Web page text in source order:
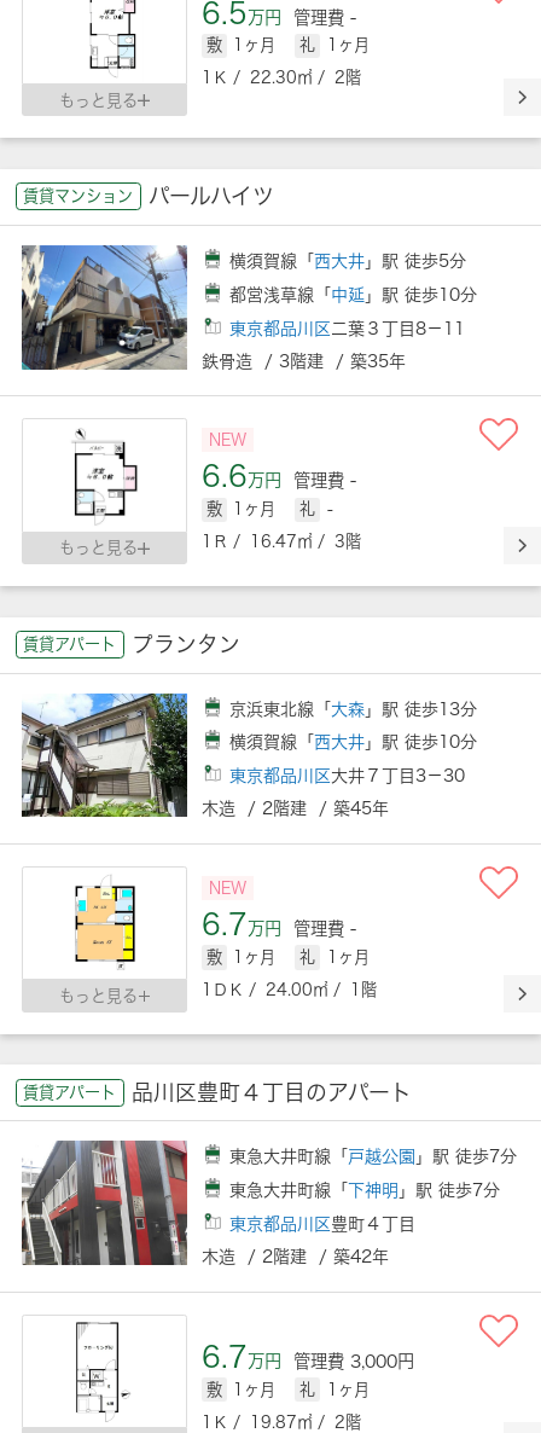
もっと見る
6.5万円 管理費 -
敷 1ヶ月 礼
1ヶ月
1Ｋ / 22.30㎡ / 2階
賃貸マンション パールハイツ
横須賀線「西大井 」駅 徒歩5分
都営浅草線「 中延 」駅 徒歩10分
東京都品川区 二葉３丁目8－11
鉄骨造 / 3階建 / 築35年
もっと見る
NEW
6.6万円 管理費 -
敷 1ヶ月 礼
-
1Ｒ / 16.47㎡ / 3階
賃貸アパート プランタン
京浜東北線「 大森 」駅 徒歩13分
横須賀線「 西大井 」駅 徒歩10分
東京都品川区 大井７丁目3－30
木造 / 2階建 / 築45年
もっと見る
NEW
6.7万円 管理費 -
敷 1ヶ月 礼
1ヶ月
1ＤＫ / 24.00㎡ / 1階
賃貸アパート 品川区豊町４丁目のアパート
東急大井町線「 戸越公園 」駅 徒歩7分
東急大井町線「
下神明 」駅 徒歩7分
東京都品川区 豊町４丁目
木造 / 2階建 / 築42年
6.7万円 管理費 3,000円
敷 1ヶ月 礼
1ヶ月
1Ｋ / 19.87㎡ / 2階